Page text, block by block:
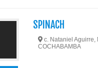
SPINACH
c. Nataniel
COCHABAMBA